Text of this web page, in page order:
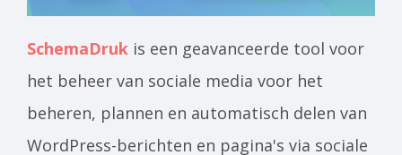
SchemaDruk is een geavanceerde tool voor
het beheer van sociale media voor het
beheren, plannen en automatisch delen van
WordPress-berichten en pagina's via sociale